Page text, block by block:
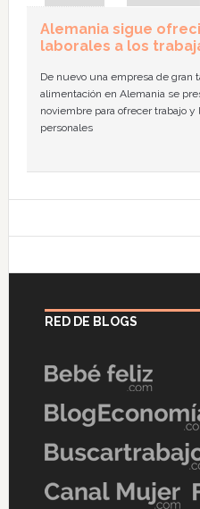
Alemania sigue
laborales a los
De nuevo una empresa de gran
alimentación en Alemania se
noviembre para ofrecer trabajo y
personales
RED DE BLOGS